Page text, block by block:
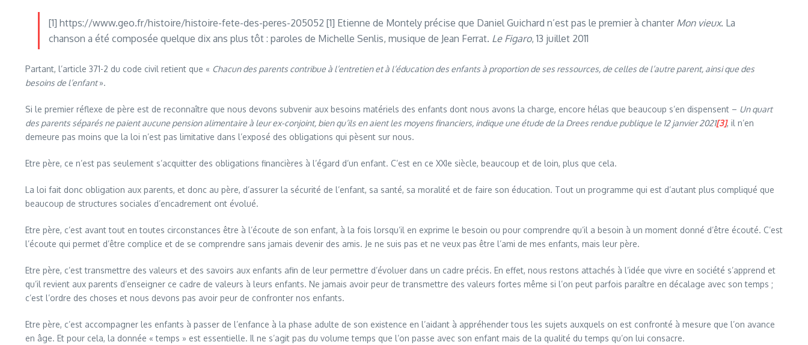
[1] https://www.geo.fr/histoire/histoire-fete-des-peres-205052 [1] Etienne de Montely précise que Daniel Guichard n’est pas le premier à chanter Mon vieux. La
chanson a été composée quelque dix ans plus tôt : paroles de Michelle Senlis, musique de Jean Ferrat. Le Figaro, 13 juillet 2011
Partant, l’article 371-2 du code civil retient que « Chacun des parents contribue à l’entretien et à l’éducation des enfants à proportion de ses ressources, de celles de l’autre parent, ainsi que des
besoins de l’enfant».
Si le premier réflexe de père est de reconnaître que nous devons subvenir aux besoins matériels des enfants dont nous avons la charge, encore hélas que beaucoup s’en dispensent – Un quart
des parents séparés ne paient aucune pension alimentaire à leur ex-conjoint, bien qu’ils en aient les moyens financiers, indique une étude de la Drees rendue publique le 12 janvier 2021[3], il n’en
demeure pas moins que la loi n’est pas limitative dans l’exposé des obligations qui pèsent sur nous.
Etre père, ce n’est pas seulement s’acquitter des obligations financières à l’égard d’un enfant. C’est en ce XXIe siècle, beaucoup et de loin, plus que cela.
La loi fait donc obligation aux parents, et donc au père, d’assurer la sécurité de l’enfant, sa santé, sa moralité et de faire son éducation. Tout un programme qui est d’autant plus compliqué que
beaucoup de structures sociales d’encadrement ont évolué.
Etre père, c’est avant tout en toutes circonstances être à l’écoute de son enfant, à la fois lorsqu’il en exprime le besoin ou pour comprendre qu’il a besoin à un moment donné d’être écouté. C’est
l’écoute qui permet d’être complice et de se comprendre sans jamais devenir des amis. Je ne suis pas et ne veux pas être l’ami de mes enfants, mais leur père.
Etre père, c’est transmettre des valeurs et des savoirs aux enfants afin de leur permettre d’évoluer dans un cadre précis. En effet, nous restons attachés à l’idée que vivre en société s’apprend et
qu’il revient aux parents d’enseigner ce cadre de valeurs à leurs enfants. Ne jamais avoir peur de transmettre des valeurs fortes même si l’on peut parfois paraître en décalage avec son temps ;
c’est l’ordre des choses et nous devons pas avoir peur de confronter nos enfants.
Etre père, c’est accompagner les enfants à passer de l’enfance à la phase adulte de son existence en l’aidant à appréhender tous les sujets auxquels on est confronté à mesure que l’on avance
en âge. Et pour cela, la donnée « temps » est essentielle. Il ne s’agit pas du volume temps que l’on passe avec son enfant mais de la qualité du temps qu’on lui consacre.